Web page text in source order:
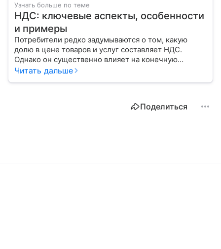
Узнать больше по теме
НДС: ключевые аспекты, особенности
и примеры
Потребители редко задумываются о том, какую
долю в цене товаров и услуг составляет НДС.
Однако он существенно влияет на конечную
стоимость покупок. Рассмотрим основы, примеры
Читать дальше
Поделиться